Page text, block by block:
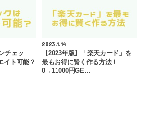
チェッ
イト可能？
2023.1.14
【2023年版】「楽天カード」を
最もお得に賢く作る方法！
0→11000円GE…